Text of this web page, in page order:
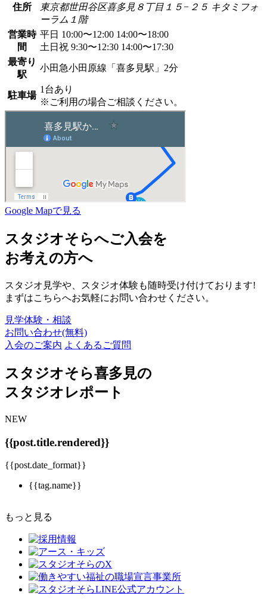
住所
東京都世田谷区喜多見８丁目１５−２５ キタミフォ
ーラム１階
営業時
間
平日 10:00〜12:00 14:00〜18:00
土日祝 9:30〜12:30 14:00〜17:30
最寄り
駅
小田急小田原線「喜多見駅」2分
駐車場
1台あり
※ご利用の場合ご相談ください。
Google Mapで見る
スタジオそらへご入会を
お考えの方へ
スタジオ見学や、スタジオ体験も随時受け付けております!
まずはこちらへお気軽にお問い合わせください。
見学体験・相談
お問い合わせ(無料)
入会のご案内 よくあるご質問
スタジオそら喜多見の
スタジオレポート
NEW
{{post.title.rendered}}
{{post.date_format}}
{{tag.name}}
もっと見る